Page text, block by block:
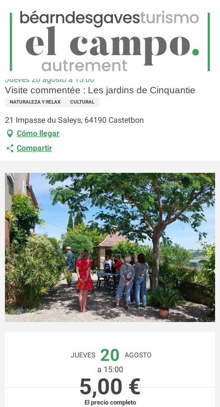
Menú
Página principal Visite commentée : Les jardins de Cinquantie
Jueves 20 agosto a 15:00
Visite commentée : Les jardins de Cinquantie
NATURALEZA Y RELAX CULTURAL
21 Impasse du Saleys, 64190 Castetbon
Cómo llegar
Compartir
JUEVES 20 AGOSTO
a 15:00
5,00 €
El precio completo